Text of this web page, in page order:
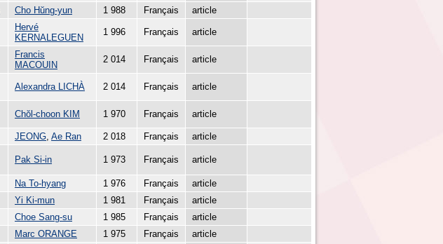
Cho Hŭng-yun 1 988 Français article
Hervé
KERNALEGUEN
1 996 Français article
Francis
MACOUIN
2 014 Français article
Alexandra LICHÀ 2 014 Français article
Chŏl-choon KIM 1 970 Français article
JEONG Ae Ran 2 018 Français
article
Pak Si-in 1 973 Français article
Na To-hyang 1 976 Français
article
Yi Ki-mun 1 981 Français
article
Choe Sang-su 1 985 Français
article
Marc ORANGE 1 975 Français
article